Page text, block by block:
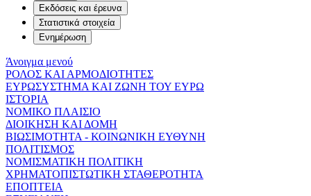
Εκδόσεις και έρευνα
Στατιστικά στοιχεία
Ενημέρωση
Άνοιγμα μενού
ΡΟΛΟΣ ΚΑΙ ΑΡΜΟΔΙΟΤΗΤΕΣ
ΕΥΡΩΣΥΣΤΗΜΑ ΚΑΙ ΖΩΝΗ ΤΟΥ ΕΥΡΩ
ΙΣΤΟΡΙΑ
ΝΟΜΙΚΟ ΠΛΑΙΣΙΟ
ΔΙΟΙΚΗΣΗ ΚΑΙ ΔΟΜΗ
ΒΙΩΣΙΜΟΤΗΤΑ - ΚΟΙΝΩΝΙΚΗ ΕΥΘΥΝΗ
ΠΟΛΙΤΙΣΜΟΣ
ΝΟΜΙΣΜΑΤΙΚΗ ΠΟΛΙΤΙΚΗ
ΧΡΗΜΑΤΟΠΙΣΤΩΤΙΚΗ ΣΤΑΘΕΡΟΤΗΤΑ
ΕΠΟΠΤΕΙΑ